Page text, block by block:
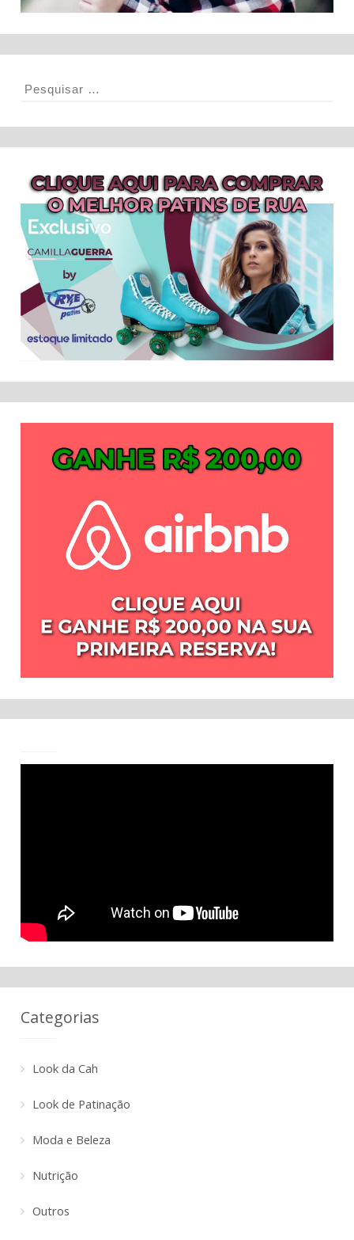
Categorias
Look da Cah
Look de Patinação
Moda e Beleza
Nutrição
Outros